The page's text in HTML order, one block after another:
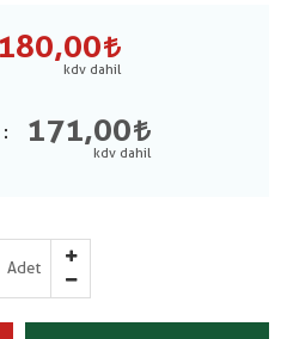
180,00
171,00
Adet